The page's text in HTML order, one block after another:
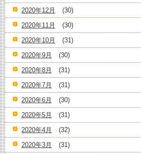
2020年12月
(30)
2020年11月
(30)
2020年10月
(31)
2020年9月
(30)
2020年8月
(31)
2020年7月
(31)
2020年6月
(30)
2020年5月
(31)
2020年4月
(32)
2020年3月
(31)